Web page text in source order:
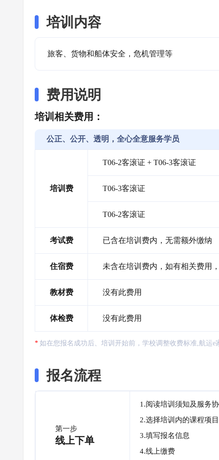
培训内容
旅客、货物和船体安全，危机管理等
费用说明
培训相关费用：
公正、公开、透明，全心全意服务学员
培训费
T06-2客滚证 + T06-3客滚证
T06-3客滚证
T06-2客滚证
考试费 已含在培训费内，无需额外缴纳
住宿费 未含在培训费内，如有相关费用
教材费 没有此费用
体检费 没有此费用
如在您报名成功后、培训开始前，学校调整收费标准,航运
报名流程
第一步
线上下单
1.阅读培训须知及服务
2.选择培训内的课程项目
3.填写报名信息
4.线上缴费